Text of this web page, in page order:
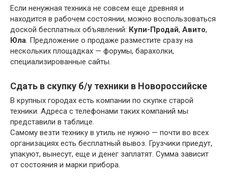
Если ненужная техника не совсем еще древняя и
находится в рабочем состоянии, можно воспользоваться
доской бесплатных объявлений: Купи-Продай, Авито,
Юла. Предложение о продаже разместите сразу на
нескольких площадках — форумы, барахолки,
специализированные сайты.
Сдать в скупку б/у техники в Новороссийске
В крупных городах есть компании по скупке старой
техники. Адреса с телефонами таких компаний мы
представили в таблице.
Самому везти технику в утиль не нужно — почти во всех
организациях есть бесплатный вывоз. Грузчики приедут,
упакуют, вынесут, еще и денег заплатят. Сумма зависит
от состояния и марки прибора.